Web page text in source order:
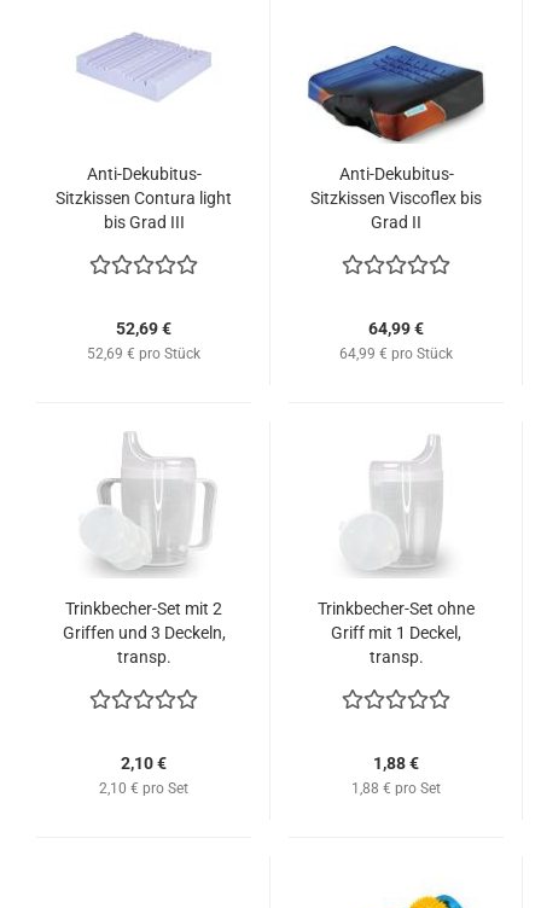
Anti-Dekubitus-
Sitzkissen Contura light
bis Grad III
52,69 €
52,69 € pro Stück
Anti-Dekubitus-
Sitzkissen Viscoflex bis
Grad II
64,99 €
64,99 € pro Stück
Trinkbecher-Set mit 2
Griffen und 3 Deckeln,
transp.
2,10 €
2,10 € pro Set
Trinkbecher-Set ohne
Griff mit 1 Deckel,
transp.
1,88 €
1,88 € pro Set